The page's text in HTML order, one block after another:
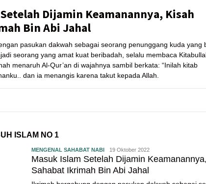
Dijamin Keamanannya, Kisah
Bin Abi Jahal
pasukan dakwah sebagai seorang penunggang kuda yang
seorang yang amat kuat beribadah, selalu membaca
menaruh Al-Qur’an di wajahnya sambil berkata: “Inilah kitab
dan ia menangis karena takut kepada Allah.
ISLAM NO 1
MENGENAL SAHABAT NABI 19 Oktober 2022
Masuk Islam Setelah Dijamin
Sahabat Ikrimah Bin Abi Jahal